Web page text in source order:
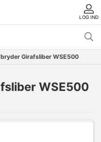
LOG IND
Girafsliber WSE500
WSE500